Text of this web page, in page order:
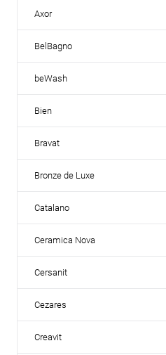
Axor
BelBagno
beWash
Bien
Bravat
Bronze de Luxe
Catalano
Ceramica Nova
Cersanit
Cezares
Creavit